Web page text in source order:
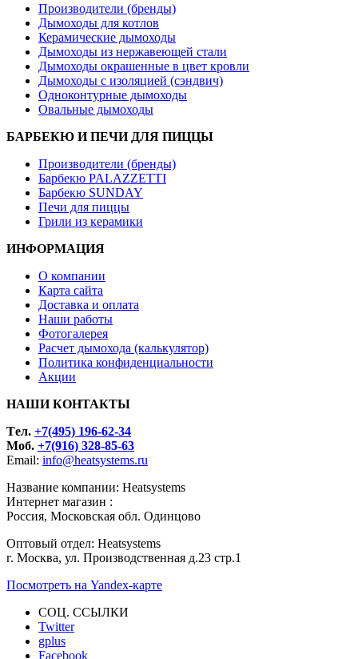
Производители (бренды)
Дымоходы для котлов
Керамические дымоходы
Дымоходы из нержавеющей стали
Дымоходы окрашенные в цвет кровли
Дымоходы с изоляцией (сэндвич)
Одноконтурные дымоходы
Овальные дымоходы
БАРБЕКЮ И ПЕЧИ ДЛЯ ПИЦЦЫ
Производители (бренды)
Барбекю PALAZZETTI
Барбекю SUNDAY
Печи для пиццы
Грили из керамики
ИНФОРМАЦИЯ
О компании
Карта сайта
Доставка и оплата
Наши работы
Фотогалерея
Расчет дымохода (калькулятор)
Политика конфиденциальности
Акции
НАШИ КОНТАКТЫ
Tел. +7(495) 196-62-34
Моб. +7(916) 328-85-63
Email: info@heatsystems.ru
Название компании: Heatsystems
Интернет магазин :
Россия, Московская обл. Одинцово
Оптовый отдел: Heatsystems
г. Москва, ул. Производственная д.23 стр.1
Посмотреть на Yandex-карте
СОЦ. ССЫЛКИ
Twitter
gplus
Facebook